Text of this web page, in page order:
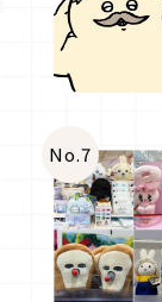
No.7